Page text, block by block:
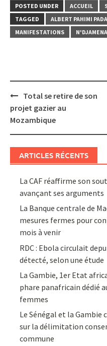
POSTED UNDER ACCUEIL
TAGGED
ALBERT PAHIMI
MANIFESTATIONS
N'DJAMENA
Post
navigation
Total se retire de son
projet gazier au
Mozambique
ARTICLES RÉCENTS
La CAF réaffirme son
avançant ses arguments
La Banque centrale de
mesures fermes pour
mois à venir
RDC : Ebola circulait
détecté, selon une étude
La Gambie, 1er Etat
phare panafricain dédié
femmes
Le Sénégal et la
sur la délimitation
commune